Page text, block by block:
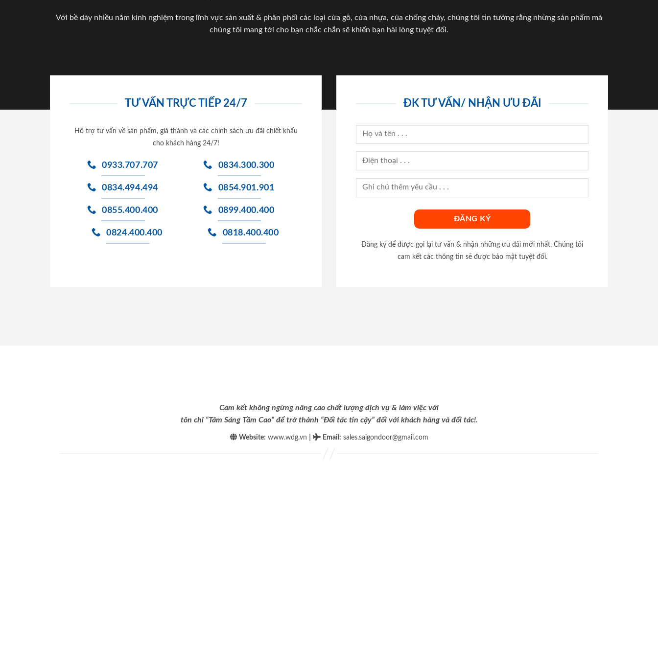
Với bề dày nhiều năm kinh nghiệm trong lĩnh vực sản xuất & phân phối các loại cửa gỗ, cửa nhựa, của chống cháy, chúng tôi tin tưởng rằng những sản phẩm mà
chúng tôi mang tới cho bạn chắc chắn sẽ khiến bạn hài lòng tuyệt đối.
TƯ VẤN TRỰC TIẾP 24/7
Hỗ trợ tư vấn về sản phẩm, giá thành và các chính sách ưu đãi chiết khấu
cho khách hàng 24/7!
0933.707.707
0834.494.494
0855.400.400
0824.400.400
0834.300.300
0854.901.901
0899.400.400
0818.400.400
ĐK TƯ VẤN/ NHẬN ƯU ĐÃI
Đăng ký để được gọi lại tư vấn & nhận những ưu đãi mới nhất. Chúng tôi
cam kết các thông tin sẽ được bảo mật tuyệt đối.
Cam kết không ngừng nâng cao chất lượng dịch vụ & làm việc với
tôn chỉ “Tâm Sáng Tầm Cao” để trở thành “Đối tác tin cậy” đối với khách hàng và đối tác!.
Website: www.wdg.vn Email : sales.saigondoor@gmail.com